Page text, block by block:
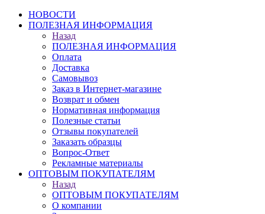
НОВОСТИ
ПОЛЕЗНАЯ ИНФОРМАЦИЯ
Назад
ПОЛЕЗНАЯ ИНФОРМАЦИЯ
Оплата
Доставка
Самовывоз
Заказ в Интернет-магазине
Возврат и обмен
Нормативная информация
Полезные статьи
Отзывы покупателей
Заказать образцы
Вопрос-Ответ
Рекламные материалы
ОПТОВЫМ ПОКУПАТЕЛЯМ
Назад
ОПТОВЫМ ПОКУПАТЕЛЯМ
О компании